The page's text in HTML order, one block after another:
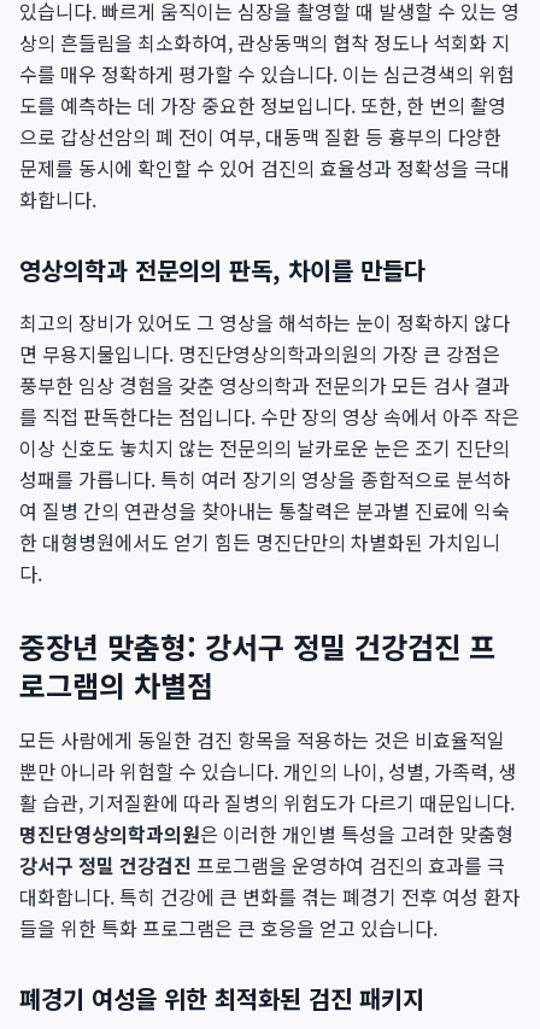
있습니다. 빠르게 움직이는 심장을 촬영할 때 발생할 수 있는 영
상의 흔들림을 최소화하여, 관상동맥의 협착 정도나 석회화 지
수를 매우 정확하게 평가할 수 있습니다. 이는 심근경색의 위험
도를 예측하는 데 가장 중요한 정보입니다. 또한, 한 번의 촬영
으로 갑상선암의 폐 전이 여부, 대동맥 질환 등 흉부의 다양한
문제를 동시에 확인할 수 있어 검진의 효율성과 정확성을 극대
화합니다.
영상의학과 전문의의 판독, 차이를 만들다
최고의 장비가 있어도 그 영상을 해석하는 눈이 정확하지 않다
면 무용지물입니다. 명진단영상의학과의원의 가장 큰 강점은
풍부한 임상 경험을 갖춘 영상의학과 전문의가 모든 검사 결과
를 직접 판독한다는 점입니다. 수만 장의 영상 속에서 아주 작은
이상 신호도 놓치지 않는 전문의의 날카로운 눈은 조기 진단의
성패를 가릅니다. 특히 여러 장기의 영상을 종합적으로 분석하
여 질병 간의 연관성을 찾아내는 통찰력은 분과별 진료에 익숙
한 대형병원에서도 얻기 힘든 명진단만의 차별화된 가치입니
다.
중장년 맞춤형: 강서구 정밀 건강검진 프
로그램의 차별점
모든 사람에게 동일한 검진 항목을 적용하는 것은 비효율적일
뿐만 아니라 위험할 수 있습니다. 개인의 나이, 성별, 가족력, 생
활 습관, 기저질환에 따라 질병의 위험도가 다르기 때문입니다.
명진단영상의학과의원은 이러한 개인별 특성을 고려한 맞춤형
강서구 정밀 건강검진 프로그램을 운영하여 검진의 효과를 극
대화합니다. 특히 건강에 큰 변화를 겪는 폐경기 전후 여성 환자
들을 위한 특화 프로그램은 큰 호응을 얻고 있습니다.
폐경기 여성을 위한 최적화된 검진 패키지